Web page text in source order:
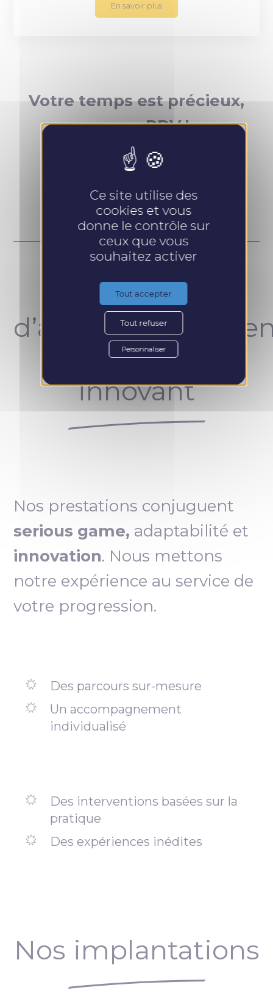
En savoir plus
Votre temps est précieux,
prenez RDV !
Un concept
unique et
innovant
Nos prestations conjuguent
serious game, adaptabilité et
innovation. Nous mettons
notre expérience au service de
votre progression.
Des parcours sur-mesure
Un accompagnement
individualisé
Des interventions basées sur la
pratique
Des expériences inédites
Nos implantations
Ce site utilise des
cookies et vous
donne le contrôle sur
ceux que vous
souhaitez activer
Tout accepter
Tout refuser
Personnaliser